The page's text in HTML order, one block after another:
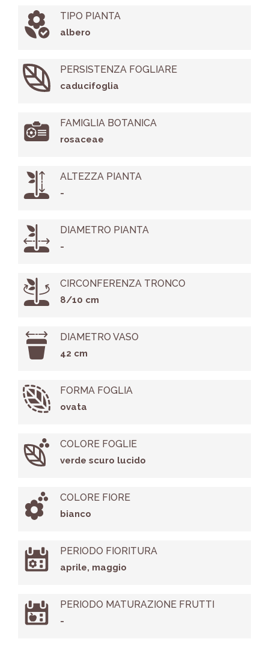
TIPO PIANTA
albero
PERSISTENZA FOGLIARE
caducifoglia
FAMIGLIA BOTANICA
rosaceae
ALTEZZA PIANTA
-
DIAMETRO PIANTA
-
CIRCONFERENZA TRONCO
8/10 cm
DIAMETRO VASO
42 cm
FORMA FOGLIA
ovata
COLORE FOGLIE
verde scuro lucido
COLORE FIORE
bianco
PERIODO FIORITURA
aprile, maggio
PERIODO MATURAZIONE FRUTTI
-